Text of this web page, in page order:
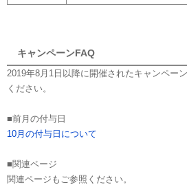
キャンペーンFAQ
2019年8月1日以降に開催されたキャンペー
ください。
■前月の付与日
10月の付与日について
■関連ページ
関連ページもご参照ください。